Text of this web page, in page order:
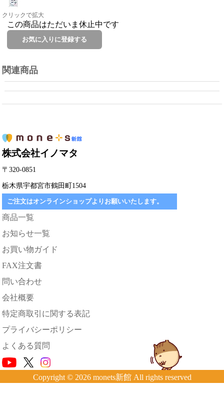
クリックで拡大
この商品はただいま休止中です
関連商品
株式会社イノマタ
〒320-0851
栃木県宇都宮市鶴田町1504
ご注文はオンラインショップよりお願いいたします。
商品一覧
お知らせ一覧
お買い物ガイド
FAX注文書
問い合わせ
会社概要
特定商取引に関する表記
プライバシーポリシー
よくある質問
Copyright © 2026 monets新館 All rights reserved